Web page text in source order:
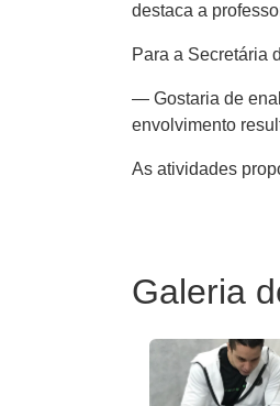
destaca a
Para a Secretária
— Gostaria de
envolvimento
As atividades
Galeria